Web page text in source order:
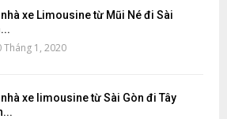
xe Limousine từ Mũi Né đi Sài
Tháng 1, 2020
xe limousine từ Sài Gòn đi Tây